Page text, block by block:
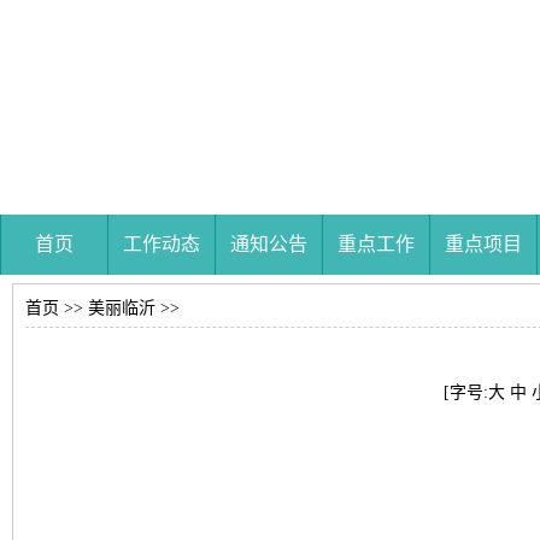
首页 工作动态 通知公告 重点工作 重点项目
首页 >> 美丽临沂 >>
[字号:大 中